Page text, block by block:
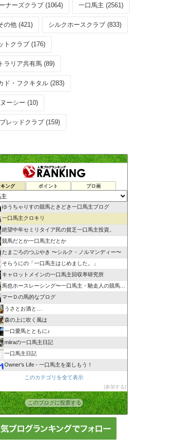
ナーズクラブ (1064) 一口馬主 (2561)
の他 (421) シルクホースクラブ (833)
トクラブ (176)
ラリア共有馬 (89)
ド・フクキタル (283)
ーシー (10)
レッドクラブ (159)
ング ポイント ブロ画
ゆうちゃりすの競馬ときどき一口馬主ブログ
一口馬主クロキリ
絶望中年セミリタイア民の貧乏一口馬主投資。
競馬だとか一口馬主だとか
たまごろのつぶやき 〜シルク・ノルマンディー〜
そらうにの「一口馬主はじめました。」
キャロットメインの一口馬主回収率研究所
馬也ホースレーシング〜一口馬主・馳走人の競馬備忘録〜
マーＤの馬的なブログ
うさとお酒と…
森の上に吹く風は
一口愛馬とともに♪
miiraの一口馬主日記
一口馬主日記
Owner's Life - 一口馬主を楽しもう！
このカテゴリを全て表示
参加する
このブログに投票する